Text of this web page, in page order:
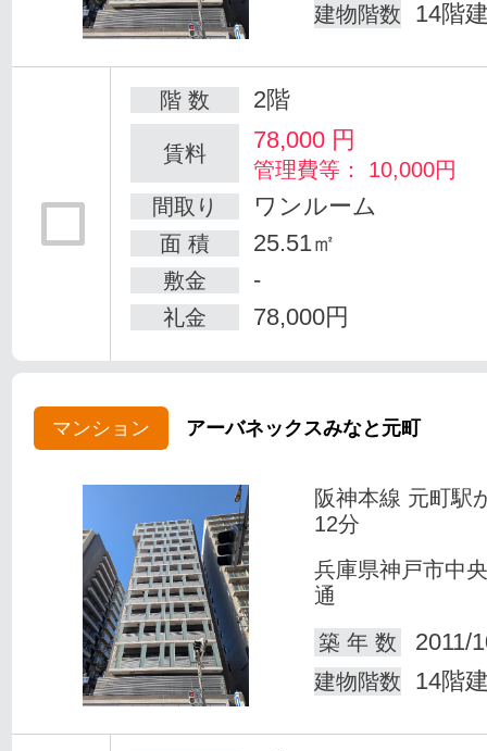
建物階数 14階
階 数 2階
賃料 78,000 円
管理費等： 10,000円
間取り
ワンルーム
面 積 25.51㎡
敷金 -
礼金 78,000円
マンション アーバネックスみなと元町
阪神本線 元町駅
12分
兵庫県神戸市中
通
築 年 数
2011/
建物階数 14階